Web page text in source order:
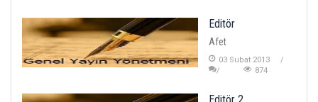
Editör
Afet
03 Subat 2013
874